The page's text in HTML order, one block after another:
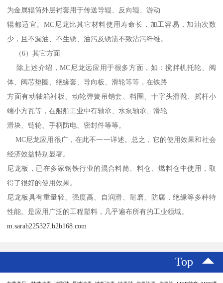
为金属辊筒外层衬套用于传送导辊、反向辊、游动
辊都适宜。MC尼龙比其它材料使用寿命长，加工容易，加油次数
少，且不漏油、不生锈、油污及锈渍不致沾污纤维。
（6）其它方面
除上述介绍，MC尼龙远应用于很多方面，如：搅拌机托轮、阀
体、阀芯垫圈、绝缘套、导向板、滑轮等等，在铁路
方面有动轴箱衬板、动轮弹簧吊销套、档圈、十字头滑靴、摇杆小
端小方瓦等，在船舶工业中有轴承、水泵轴承、滑轮
滑块、链轮、手柄防电、密封件等等。
MC尼龙应用很广，在此不一一详述。总之，它的使用效果和社会
经济效益特别显著。
尼龙板，已在多家钢铁行业的混合料筒、料仓、燃料仓中使用，取
得了很好的使用效果。
尼龙板具有重量轻、强度高、自润滑、耐磨、防腐，绝缘等多种特
性能。是应用广泛的工程塑料，几乎遍布所有的工业领域。
m.sarah225327.b2b168.com
Top